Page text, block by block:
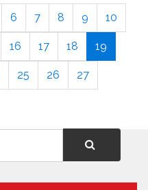
6 7 8 9 10
16 17 18 19
25 26 27